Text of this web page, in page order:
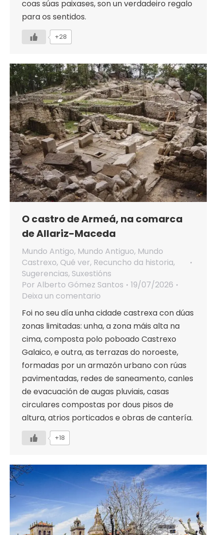
coas súas paixases, son un verdadeiro regalo
para os sentidos.
+28
O castro de Armeá, na comarca
de Allariz-Maceda
Mundo Antigo, Mundo Antiguo, Mundo
Castrexo, Qué ver, Recuncho da historia,
Sugerencias, Suxestións
Por Alberto Gómez Santos
19/07/2026
Deixa un comentario
Foi no seu día unha cidade castrexa con dúas
zonas limitadas: unha, a zona máis alta na
cima, composta polo poboado Castrexo
Galaico, e outra, as terrazas do noroeste,
formadas por un armazón urbano con rúas
pavimentadas, redes de saneamento, canles
de evacuación de augas pluviais, casas
circulares compostas por dous pisos de
altura, atrios porticados e obras de cantería.
+18